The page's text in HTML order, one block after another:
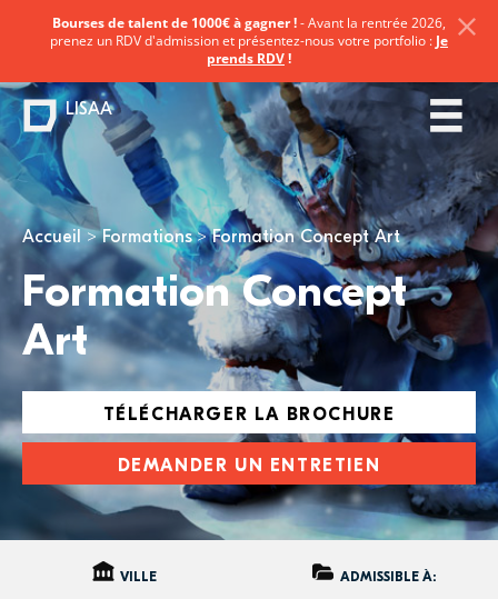
Vous êtes ici
Accueil Formations Formation Concept Art
Formation Concept
Art
TÉLÉCHARGER LA BROCHURE
DEMANDER UN ENTRETIEN
VILLE
ADMISSIBLE À:
Bourses de talent de 1000€ à gagner !- Avant la rentrée 2026,
prenez un RDV d'admission et présentez-nous votre portfolio : Je
prends RDV!
LISAA